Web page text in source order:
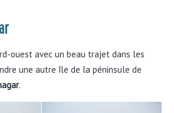
ouest avec un beau trajet dans les
une autre île de la péninsule de
.